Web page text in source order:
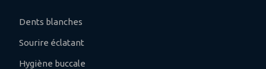
Dents blanches
Sourire éclatant
Hygiène buccale